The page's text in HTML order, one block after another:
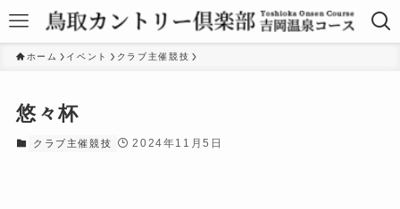
ホーム イベント クラブ主催競技
悠々杯
クラブ主催競技 2024年11月5日